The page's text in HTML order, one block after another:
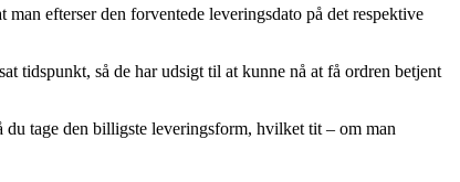
efterser den forventede leveringsdato på det respektive
tidspunkt, så de har udsigt til at kunne nå at få ordren betjent
tage den billigste leveringsform, hvilket tit – om man